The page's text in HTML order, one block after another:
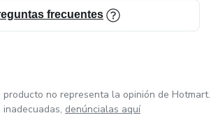
frecuentes
no representa la opinión de Hotmart.
denúncialas aquí